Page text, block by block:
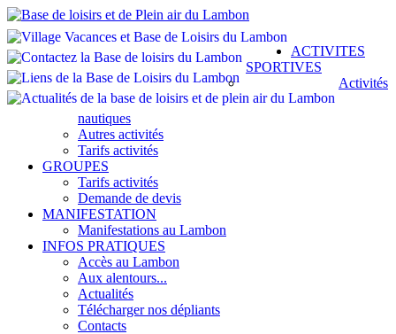
ACTIVITES
SPORTIVES
Activités
nautiques
Autres activités
Tarifs activités
GROUPES
Tarifs activités
Demande de devis
MANIFESTATION
Manifestations au Lambon
INFOS PRATIQUES
Accès au Lambon
Aux alentours...
Actualités
Télécharger nos dépliants
Contacts